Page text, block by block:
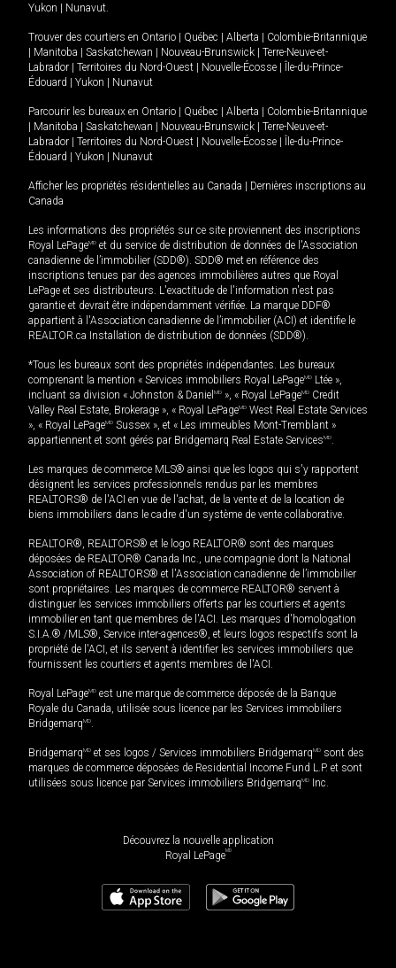
Yukon
Nunavut.
Trouver des courtiers en Ontario Québec Alberta
Colombie-Britannique
Manitoba Saskatchewan Nouveau-Brunswick
Terre-Neuve-et-
Labrador
Territoires du Nord-Ouest Nouvelle-Écosse
Île-du-Prince-
Édouard
Yukon Nunavut
Parcourir les bureaux en Ontario Québec Alberta
Colombie-Britannique
Manitoba Saskatchewan Nouveau-Brunswick
Terre-Neuve-et-
Labrador
Territoires du Nord-Ouest Nouvelle-Écosse
Île-du-Prince-
Édouard
Yukon Nunavut
Afficher les propriétés résidentielles au Canada
Dernières inscriptions au
Canada
Les informations des propriétés sur ce site proviennent des inscriptions
Royal LePageMD et du service de distribution de données de l'Association
canadienne de l’immobilier (SDD®). SDD® met en référence des
inscriptions tenues par des agences immobilières autres que Royal
LePage et ses distributeurs. L'exactitude de l'information n'est pas
garantie et devrait être indépendamment vérifiée. La marque DDF®
appartient à l'Association canadienne de l’immobilier (ACI) et identifie le
REALTOR.ca Installation de distribution de données (SDD®).
*Tous les bureaux sont des propriétés indépendantes. Les bureaux
comprenant la mention « Services immobiliers Royal LePageMD Ltée »,
incluant sa division « Johnston & Daniel MD », « Royal LePageMD Credit
Valley Real Estate, Brokerage », « Royal LePageMD West Real Estate Services
», « Royal LePageMD Sussex », et « Les immeubles Mont-Tremblant »
appartiennent et sont gérés par Bridgemarq Real Estate ServicesMD.
Les marques de commerce MLS® ainsi que les logos qui s'y rapportent
désignent les services professionnels rendus par les membres
REALTORS® de l'ACI en vue de l'achat, de la vente et de la location de
biens immobiliers dans le cadre d'un système de vente collaborative.
REALTOR®, REALTORS® et le logo REALTOR® sont des marques
déposées de REALTOR® Canada Inc., une compagnie dont la National
Association of REALTORS® et l'Association canadienne de l’immobilier
sont propriétaires. Les marques de commerce REALTOR® servent à
distinguer les services immobiliers offerts par les courtiers et agents
immobilier en tant que membres de l'ACI. Les marques d'homologation
S.I.A.® /MLS®, Service inter-agences®, et leurs logos respectifs sont la
propriété de l'ACI, et ils servent à identifier les services immobiliers que
fournissent les courtiers et agents membres de l'ACI.
Royal LePageMD est une marque de commerce déposée de la Banque
Royale du Canada, utilisée sous licence par les Services immobiliers
BridgemarqMD.
BridgemarqMD et ses logos / Services immobiliers BridgemarqMD sont des
marques de commerce déposées de Residential Income Fund L.P. et sont
utilisées sous licence par Services immobiliers BridgemarqMD Inc.
Découvrez la nouvelle application
Royal LePageMD